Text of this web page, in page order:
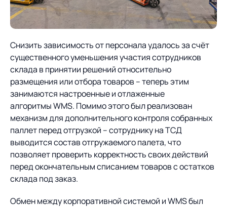
Снизить зависимость от персонала удалось за счёт
существенного уменьшения участия сотрудников
склада в принятии решений относительно
размещения или отбора товаров – теперь этим
занимаются настроенные и отлаженные
алгоритмы WMS. Помимо этого был реализован
механизм для дополнительного контроля собранных
паллет перед отгрузкой – сотруднику на ТСД
выводится состав отгружаемого палета, что
позволяет проверить корректность своих действий
перед окончательным списанием товаров с остатков
склада под заказ.
Обмен между корпоративной системой и WMS был